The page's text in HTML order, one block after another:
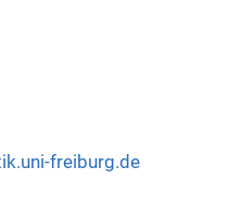
freiburg.de